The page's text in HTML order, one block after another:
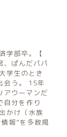
学部卒。【
、ぱんだパパ
学生のとき
会う。 15年
アウーマンだ
自分を作り
かけ（水族
報”を多数掲